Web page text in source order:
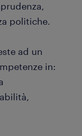
provvedere ai
inviati
può essere
e l’invio ai
politiche.
ad un
in: